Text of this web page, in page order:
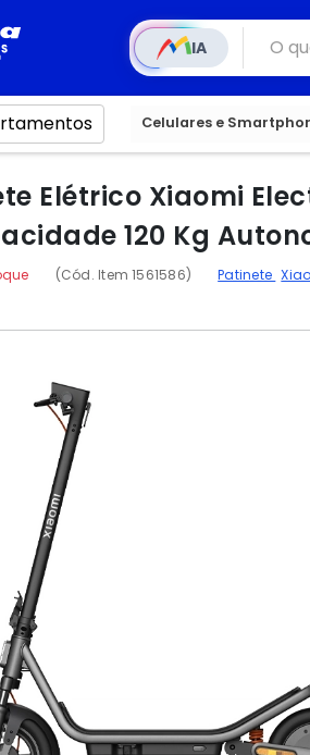
IA
Celulares e
Elétrico Xiaomi
120 Kg
(Cód. Item 1561586) Patinete